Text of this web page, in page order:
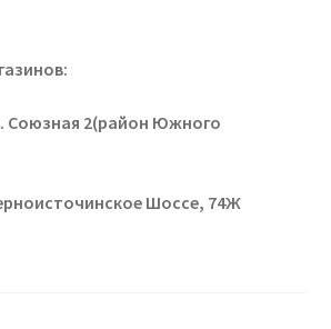
Союзная 2(район Южного
Шоссе, 74Ж